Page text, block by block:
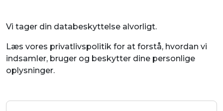
Vi tager din databeskyttelse alvorligt.
Læs vores privatlivspolitik for at forstå, hvordan vi
indsamler, bruger og beskytter dine personlige
oplysninger.